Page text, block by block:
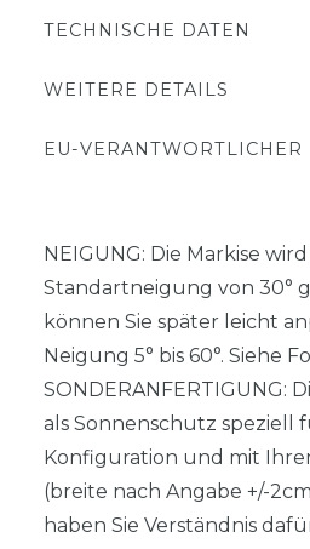
TECHNISCHE DATEN
WEITERE DETAILS
EU-VERANTWORTLICHER
NEIGUNG: Die Markise
Standartneigung von 30°
können Sie später leicht
Neigung 5° bis 60°. Siehe
SONDERANFERTIGUNG:
als Sonnenschutz speziell
Konfiguration und mit
(breite nach Angabe +/-
haben Sie Verständnis